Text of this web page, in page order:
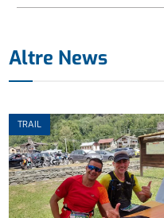
Altre News
TRAIL